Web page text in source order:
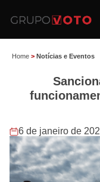
Home > Notícias e Eventos
6 de janeiro de